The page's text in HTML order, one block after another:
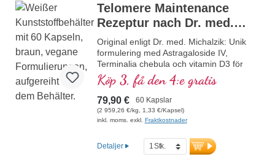
Telomere Maintenance
Rezeptur nach Dr. med.
Michalzik
Original enligt Dr. med. Michalzik: Unik
formulering med Astragaloside IV,
Terminalia chebula och vitamin D3 för
optimal celldelning och telomervård.
Innehåller 350 mg högkoncentrerat
Astragalus-extrakt, 150 mg Terminalia
chebula och 25 µg veganskt vitamin D3
per dagsdos. De höggradigt rena
karragenan och PEG, idealiska för
veganer och vegetarianer. Tillverkad i
Köp 3, få den 4:e gratis
79,90 € 60 Kapslar
(2 959,26 €/kg, 1,33 €/Kapsel)
inkl. moms. exkl. Fraktkostnader
Detaljer